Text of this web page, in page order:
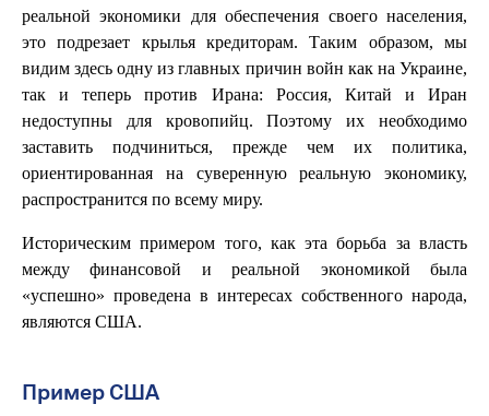
реальной экономики для обеспечения своего населения,
это подрезает крылья кредиторам. Таким образом, мы
видим здесь одну из главных причин войн как на Украине,
так и теперь против Ирана: Россия, Китай и Иран
недоступны для кровопийц. Поэтому их необходимо
заставить подчиниться, прежде чем их политика,
ориентированная на суверенную реальную экономику,
распространится по всему миру.
Историческим примером того, как эта борьба за власть
между финансовой и реальной экономикой была
«успешно» проведена в интересах собственного народа,
являются США.
Пример США